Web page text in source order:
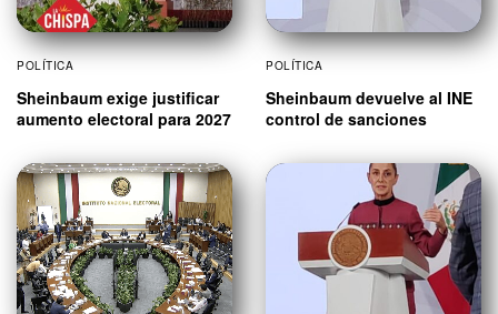
POLÍTICA
Sheinbaum exige justificar
aumento electoral para 2027
POLÍTICA
Sheinbaum devuelve al INE
control de sanciones